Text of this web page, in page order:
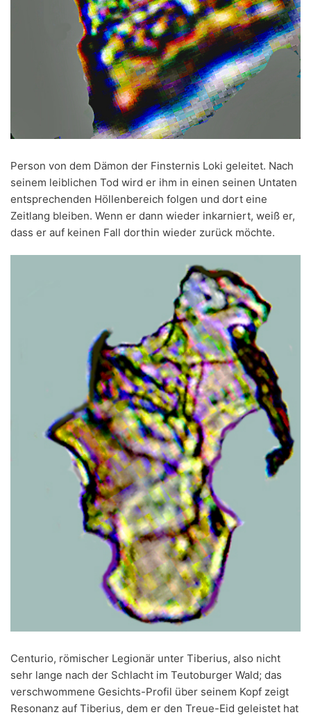
Person von dem Dämon der Finsternis Loki geleitet. Nach
seinem leiblichen Tod wird er ihm in einen seinen Untaten
entsprechenden Höllenbereich folgen und dort eine
Zeitlang bleiben. Wenn er dann wieder inkarniert, weiß er,
dass er auf keinen Fall dorthin wieder zurück möchte.
Centurio, römischer Legionär unter Tiberius, also nicht
sehr lange nach der Schlacht im Teutoburger Wald; das
verschwommene Gesichts-Profil über seinem Kopf zeigt
Resonanz auf Tiberius, dem er den Treue-Eid geleistet hat